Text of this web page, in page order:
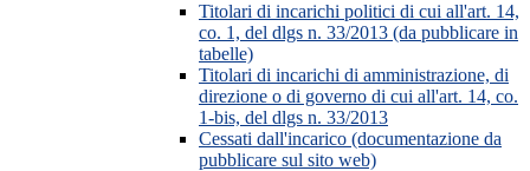
Titolari di incarichi politici di cui all'art. 14,
co. 1, del dlgs n. 33/2013 (da pubblicare in
tabelle)
Titolari di incarichi di amministrazione, di
direzione o di governo di cui all'art. 14, co.
1-bis, del dlgs n. 33/2013
Cessati dall'incarico (documentazione da
pubblicare sul sito web)